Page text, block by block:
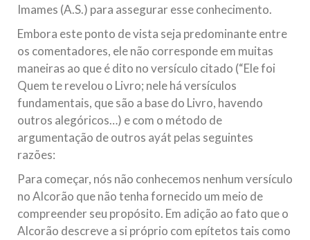
Imames (A.S.) para assegurar esse conhecimento.
Embora este ponto de vista seja predominante entre
os comentadores, ele não corresponde em muitas
maneiras ao que é dito no versículo citado (“Ele foi
Quem te revelou o Livro; nele há versículos
fundamentais, que são a base do Livro, havendo
outros alegóricos…) e com o método de
argumentação de outros ayát pelas seguintes
razões:
Para começar, nós não conhecemos nenhum versículo
no Alcorão que não tenha fornecido um meio de
compreender seu propósito. Em adição ao fato que o
Alcorão descreve a si próprio com epítetos tais como